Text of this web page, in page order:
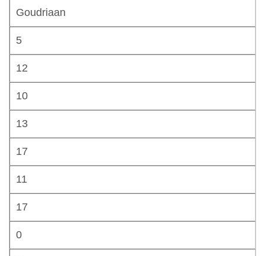
Goudriaan
5
12
10
13
17
11
17
0